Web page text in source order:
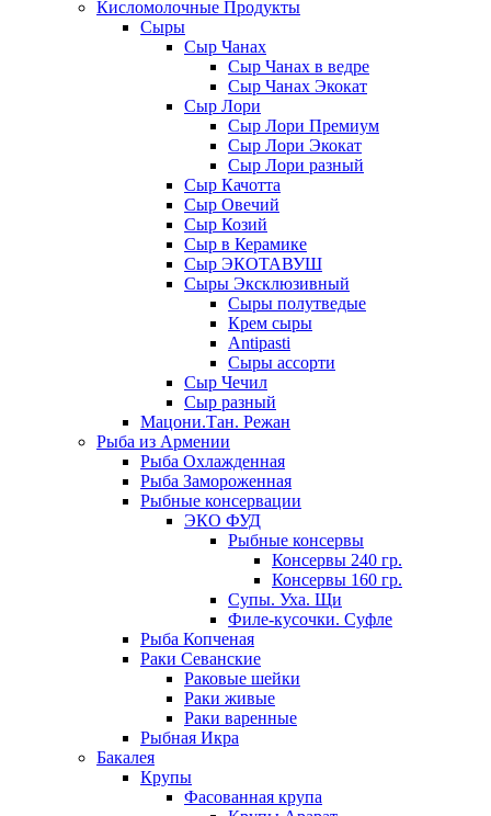
Кисломолочные Продукты
Сыры
Сыр Чанах
Сыр Чанах в ведре
Сыр Чанах Экокат
Сыр Лори
Сыр Лори Премиум
Сыр Лори Экокат
Сыр Лори разный
Сыр Качотта
Сыр Овечий
Сыр Козий
Сыр в Керамике
Сыр ЭКОТАВУШ
Сыры Эксклюзивный
Сыры полутведые
Крем сыры
Antipasti
Сыры ассорти
Сыр Чечил
Сыр разный
Мацони.Тан. Режан
Рыба из Армении
Рыба Охлажденная
Рыба Замороженная
Рыбные консервации
ЭКО ФУД
Рыбные консервы
Консервы 240 гр.
Консервы 160 гр.
Супы. Уха. Щи
Филе-кусочки. Суфле
Рыба Копченая
Раки Севанские
Раковые шейки
Раки живые
Раки варенные
Рыбная Икра
Бакалея
Крупы
Фасованная крупа